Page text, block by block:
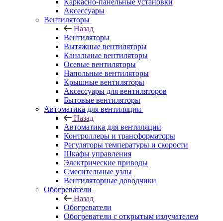
Каркасно-панельные установки
Аксессуары
Вентиляторы
Назад
Вентиляторы
Вытяжные вентиляторы
Канальные вентиляторы
Осевые вентиляторы
Напольные вентиляторы
Крышные вентиляторы
Аксессуары для вентиляторов
Бытовые вентиляторы
Автоматика для вентиляции
Назад
Автоматика для вентиляции
Контроллеры и трансформаторы
Регуляторы температуры и скорости
Шкафы управления
Электрические приводы
Смесительные узлы
Вентиляторные доводчики
Обогреватели
Назад
Обогреватели
Обогреватели с открытым излучателем